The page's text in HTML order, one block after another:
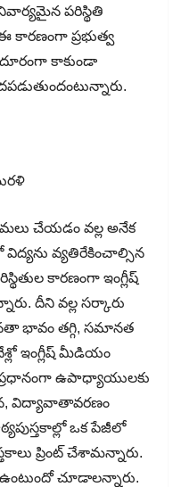
పరిస్థితి
కారణంగా ప్రభుత్వ
కాకుండా
చేయడం వల్ల అనేక
వ్యతిరేకించాల్సిన
కారణంగా ఇంగ్లీష్
దీని వల్ల సర్కారు
భావం తగ్గి, సమానత
ఇంగ్లీష్ మీడియం
ప్రధానంగా ఉపాధ్యాయులకు
విద్యావాతావరణం
ఒక పేజీలో
ప్రింట్ చేశామన్నారు.
చూడాలన్నారు.